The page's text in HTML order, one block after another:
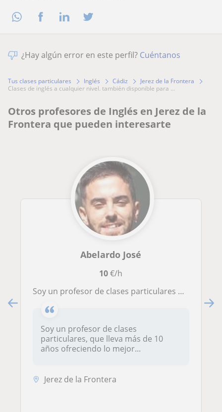
¿Hay algún error en este perfil? Cuéntanos
Tus clases particulares Inglés Cádiz
Jerez de la Frontera
clases de inglés a cualquier nivel. también disponible para ...
Otros profesores de Inglés en Jerez de la
Frontera que pueden interesarte
Abelardo José
10€/h
Soy un profesor de clases particulares que me adapto a todos los niveles y materias que necesite el alumnado para obtener éxito académico.
Soy un profesor de clases
particulares, que lleva más de 10
años ofreciendo lo mejor...
Jerez de la Frontera